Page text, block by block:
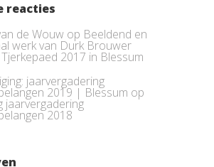
reacties
de Wouw op Beeldend en
werk van Durk Brouwer
2017 in Blessum
jaarvergadering
2019 | Blessum op
jaarvergadering
2018